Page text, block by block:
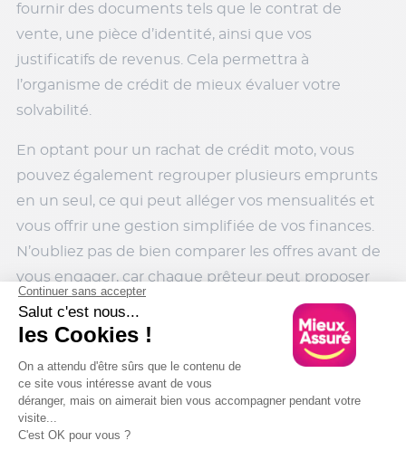
fournir des documents tels que le contrat de
vente, une pièce d’identité, ainsi que vos
justificatifs de revenus. Cela permettra à
l’organisme de crédit de mieux évaluer votre
solvabilité.
En optant pour un rachat de crédit moto, vous
pouvez également regrouper plusieurs emprunts
en un seul, ce qui peut alléger vos mensualités et
vous offrir une gestion simplifiée de vos finances.
N’oubliez pas de bien comparer les offres avant de
vous engager, car chaque prêteur peut proposer
des conditions différentes.
Prêt Personnel
Un prêt personnel, ou crédit non affecté, est une
autre option de financement. Un prêt personnel,
ou crédit non affecté, est une autre option de